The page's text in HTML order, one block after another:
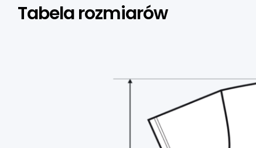
Tabela rozmiarów